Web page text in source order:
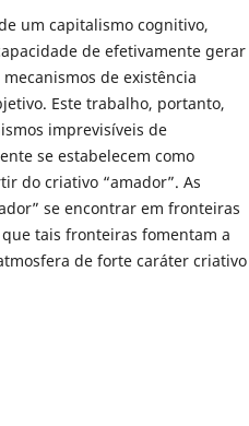
um capitalismo cognitivo,
de efetivamente gerar
de existência
Este trabalho, portanto,
imprevisíveis de
se estabelecem como
do criativo “amador”. As
se encontrar em fronteiras
tais fronteiras fomentam a
de forte caráter criativo